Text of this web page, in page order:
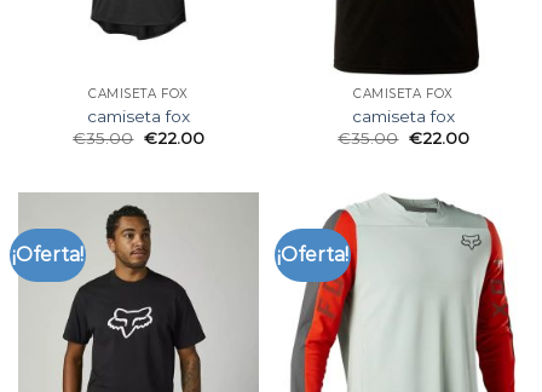
CAMISETA FOX
camiseta fox
€35.00 €22.00
CAMISETA FOX
camiseta fox
€35.00 €22.00
¡Oferta! ¡Oferta!